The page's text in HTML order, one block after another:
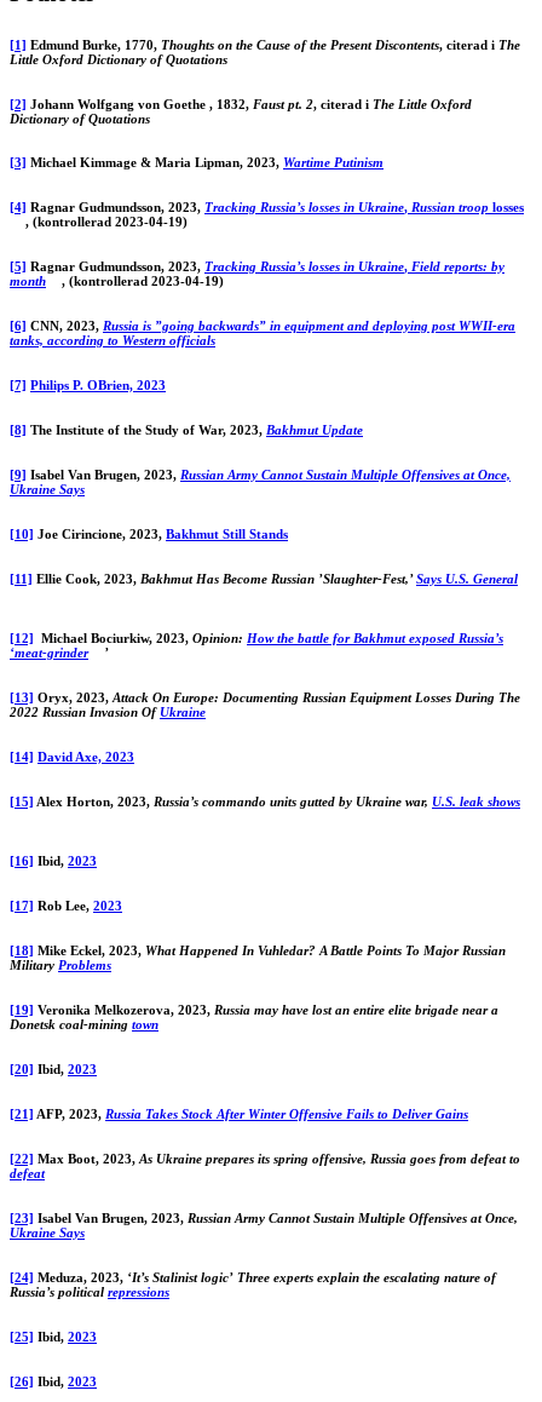
[1] Edmund Burke, 1770, Thoughts on the Cause of the Present Discontents, citerad i The
Little Oxford Dictionary of Quotations
[2] Johann Wolfgang von Goethe , 1832, Faust pt. 2, citerad i The Little Oxford
Dictionary of Quotations
[3] Michael Kimmage & Maria Lipman, 2023, Wartime Putinism
[4] Ragnar Gudmundsson, 2023, Tracking Russia’s losses in Ukraine, Russian troop losses
, (kontrollerad 2023-04-19)
[5] Ragnar Gudmundsson, 2023, Tracking Russia’s losses in Ukraine, Field reports: by
month
, (kontrollerad 2023-04-19)
[6] CNN, 2023, Russia is ”going backwards” in equipment and deploying post WWII-era
tanks, according to Western officials
[7] Philips P. OBrien, 2023
[8] The Institute of the Study of War, 2023, Bakhmut Update
[9] Isabel Van Brugen, 2023, Russian Army Cannot Sustain Multiple Offensives at Once,
Ukraine Says
[10] Joe Cirincione, 2023, Bakhmut Still Stands
[11] Ellie Cook, 2023, Bakhmut Has Become Russian ’Slaughter-Fest,’Says U.S. General
[12] Michael Bociurkiw, 2023, Opinion: How the battle for Bakhmut exposed Russia’s
‘meat-grinder
’
[13] Oryx, 2023, Attack On Europe: Documenting Russian Equipment Losses During The
2022 Russian Invasion Of Ukraine
[14] David Axe, 2023
[15] Alex Horton, 2023, Russia’s commando units gutted by Ukraine war, U.S. leak shows
[16] Ibid, 2023
[17] Rob Lee, 2023
[18] Mike Eckel, 2023, What Happened In Vuhledar? A Battle Points To Major Russian
Military Problems
[19] Veronika Melkozerova, 2023, Russia may have lost an entire elite brigade near a
Donetsk coal-mining town
[20] Ibid, 2023
[21] AFP, 2023, Russia Takes Stock After Winter Offensive Fails to Deliver Gains
[22] Max Boot, 2023, As Ukraine prepares its spring offensive, Russia goes from defeat to
defeat
[23] Isabel Van Brugen, 2023, Russian Army Cannot Sustain Multiple Offensives at Once,
Ukraine Says
[24] Meduza, 2023, ‘It’s Stalinist logic’ Three experts explain the escalating nature of
Russia’s political repressions
[25] Ibid, 2023
[26] Ibid, 2023